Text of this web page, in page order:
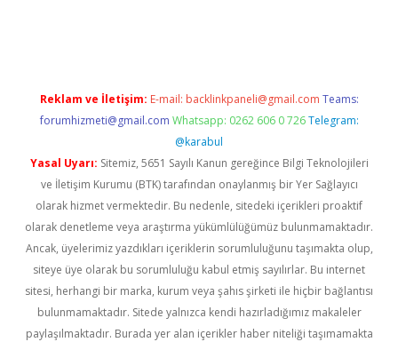
Reklam ve İletişim: E-mail: backlinkpaneli@gmail.com Teams:
forumhizmeti@gmail.com Whatsapp: 0262 606 0 726 Telegram:
@karabul
Yasal Uyarı: Sitemiz, 5651 Sayılı Kanun gereğince Bilgi Teknolojileri
ve İletişim Kurumu (BTK) tarafından onaylanmış bir Yer Sağlayıcı
olarak hizmet vermektedir. Bu nedenle, sitedeki içerikleri proaktif
olarak denetleme veya araştırma yükümlülüğümüz bulunmamaktadır.
Ancak, üyelerimiz yazdıkları içeriklerin sorumluluğunu taşımakta olup,
siteye üye olarak bu sorumluluğu kabul etmiş sayılırlar. Bu internet
sitesi, herhangi bir marka, kurum veya şahıs şirketi ile hiçbir bağlantısı
bulunmamaktadır. Sitede yalnızca kendi hazırladığımız makaleler
paylaşılmaktadır. Burada yer alan içerikler haber niteliği taşımamakta